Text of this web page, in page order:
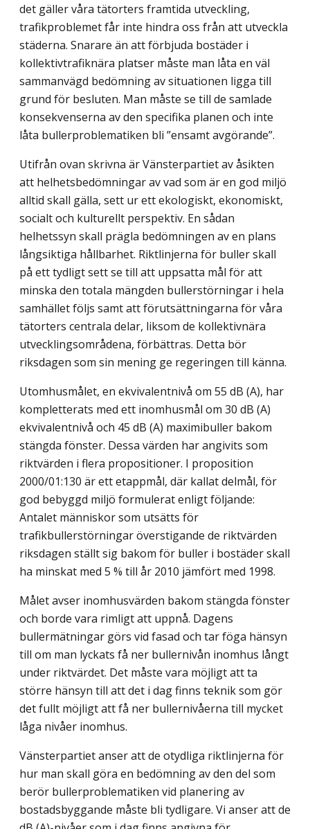
det gäller våra tätorters framtida utveckling,
trafikproblemet får inte hindra oss från att utveckla
städerna. Snarare än att förbjuda bostäder i
kollektivtrafiknära platser måste man låta en väl
sammanvägd bedömning av situationen ligga till
grund för besluten. Man måste se till de samlade
konsekvenserna av den specifika planen och inte
låta bullerproblematiken bli ”ensamt avgörande”.
Utifrån ovan skrivna är Vänsterpartiet av åsikten
att helhetsbedömningar av vad som är en god miljö
alltid skall gälla, sett ur ett ekologiskt, ekonomiskt,
socialt och kulturellt perspektiv. En sådan
helhetssyn skall prägla bedömningen av en plans
långsiktiga hållbarhet. Riktlinjerna för buller skall
på ett tydligt sett se till att uppsatta mål för att
minska den totala mängden bullerstörningar i hela
samhället följs samt att förutsättningarna för våra
tätorters centrala delar, liksom de kollektivnära
utvecklingsområdena, förbättras. Detta bör
riksdagen som sin mening ge regeringen till känna.
Utomhusmålet, en ekvivalentnivå om 55 dB (A), har
kompletterats med ett inomhusmål om 30 dB (A)
ekvivalentnivå och 45 dB (A) maximibuller bakom
stängda fönster. Dessa värden har angivits som
riktvärden i flera propositioner. I proposition
2000/01:130 är ett etappmål, där kallat delmål, för
god bebyggd miljö formulerat enligt följande:
Antalet människor som utsätts för
trafikbullerstörningar överstigande de riktvärden
riksdagen ställt sig bakom för buller i bostäder skall
ha minskat med 5 % till år 2010 jämfört med 1998.
Målet avser inomhusvärden bakom stängda fönster
och borde vara rimligt att uppnå. Dagens
bullermätningar görs vid fasad och tar föga hänsyn
till om man lyckats få ner bullernivån inomhus långt
under riktvärdet. Det måste vara möjligt att ta
större hänsyn till att det i dag finns teknik som gör
det fullt möjligt att få ner bullernivåerna till mycket
låga nivåer inomhus.
Vänsterpartiet anser att de otydliga riktlinjerna för
hur man skall göra en bedömning av den del som
berör bullerproblematiken vid planering av
bostadsbyggande måste bli tydligare. Vi anser att de